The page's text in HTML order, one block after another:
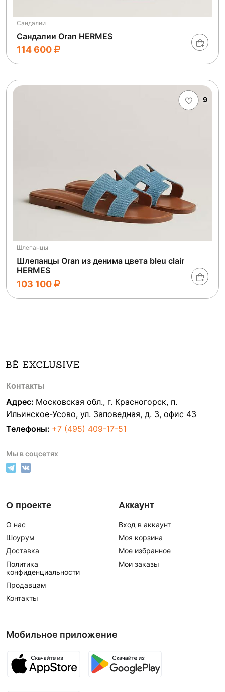
Сандалии
Сандалии Oran HERMES
114 600
9
Шлепанцы
Шлепанцы Oran из денима цвета bleu clair
HERMES
103 100
Контакты
Адрес: Московская обл., г. Красногорск, п.
Ильинское-Усово, ул. Заповедная, д. 3, офис 43
Телефоны: +7 (495) 409-17-51
Мы в соцсетях
О проекте
О нас
Шоурум
Доставка
Политика
конфиденциальности
Продавцам
Контакты
Аккаунт
Вход в аккаунт
Моя корзина
Мое избранное
Мои заказы
Мобильное приложение